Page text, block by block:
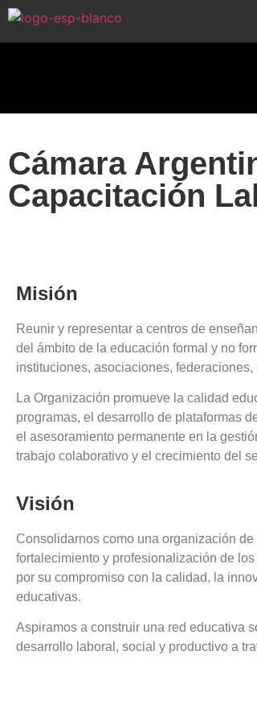
Cámara
Capacitación
Misión
Reunir y representar a centros de
del ámbito de la educación formal y no
instituciones, asociaciones,
La Organización promueve la calidad
programas, el desarrollo de plataformas
el asesoramiento permanente en la
trabajo colaborativo y el crecimiento del
Visión
Consolidarnos como una organización
fortalecimiento y profesionalización de
por su compromiso con la calidad, la
educativas.
Aspiramos a construir una red educativa
desarrollo laboral, social y productivo a